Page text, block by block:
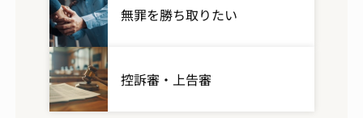
無罪を勝ち取りたい
控訴審・上告審